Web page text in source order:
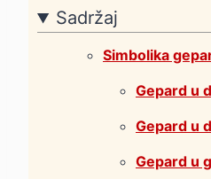
Sadržaj
Simbolika
Gepard u
Gepard u
Gepard u